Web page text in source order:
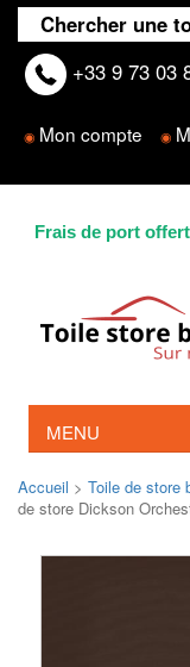
+33 9 73 03
◉ Mon compte ◉
Frais de port
MENU
Accueil > Toile de store
de store Dickson